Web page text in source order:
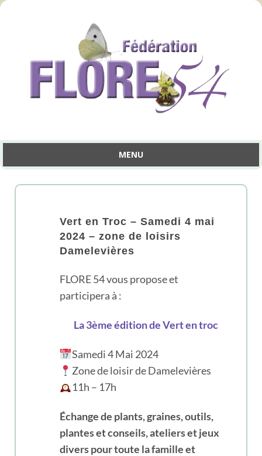
MENU
Aller
Vert en Troc – Samedi 4 mai
2024 – zone de loisirs
Damelevières
FLORE 54 vous propose et
participera à :
La 3ème édition de Vert en troc
Samedi 4 Mai 2024
Zone de loisir de Damelevières
11h – 17h
Échange de plants, graines, outils,
plantes et conseils, ateliers et jeux
divers pour toute la famille et